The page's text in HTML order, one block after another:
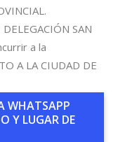
SAN
a la
A LA CIUDAD DE
WHATSAPP
Y LUGAR DE